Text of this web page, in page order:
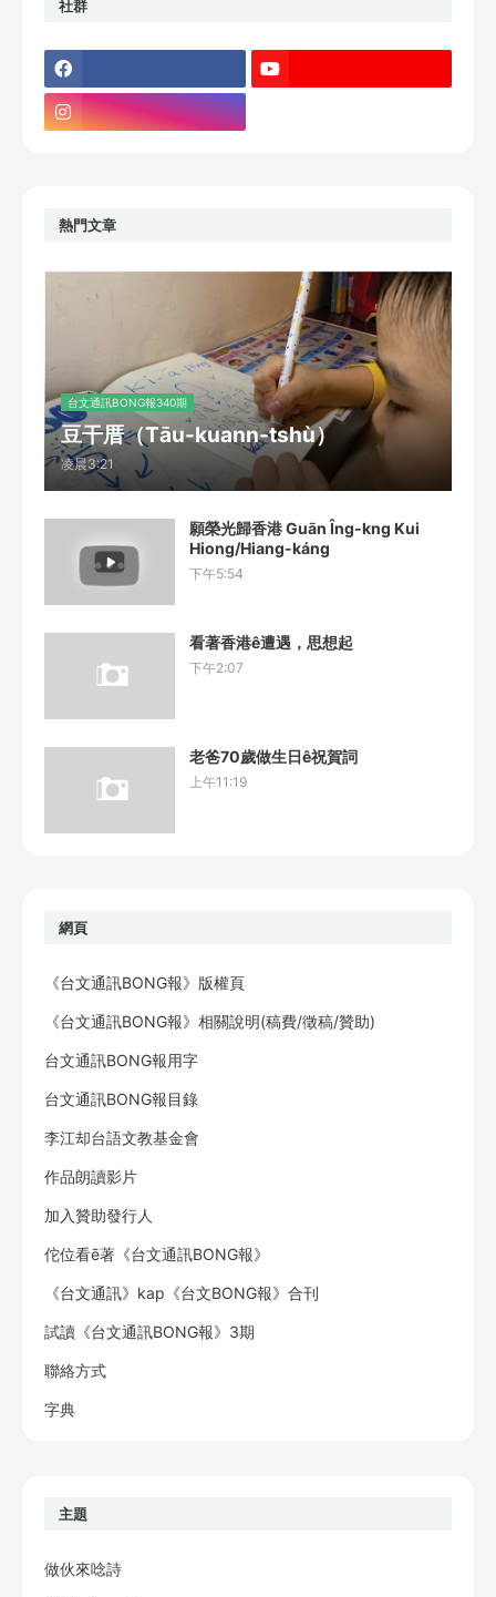
社群
熱門文章
台文通訊BONG報340期
豆干厝（Tāu-kuann-tshù）
凌晨3:21
願榮光歸香港 Guān Îng-kng Kui
Hiong/Hiang-káng
下午5:54
看著香港ê遭遇，思想起
下午2:07
老爸70歲做生日ê祝賀詞
上午11:19
網頁
《台文通訊BONG報》版權頁
《台文通訊BONG報》相關說明(稿費/徵稿/贊助)
台文通訊BONG報用字
台文通訊BONG報目錄
李江却台語文教基金會
作品朗讀影片
加入贊助發行人
佗位看ē著《台文通訊BONG報》
《台文通訊》kap《台文BONG報》合刊
試讀《台文通訊BONG報》3期
聯絡方式
字典
主題
做伙來唸詩